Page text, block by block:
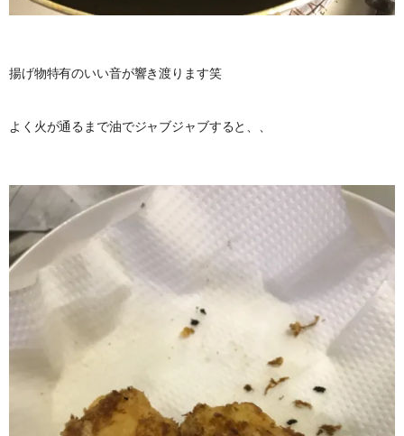
揚げ物特有のいい音が響き渡ります笑
よく火が通るまで油でジャブジャブすると、、